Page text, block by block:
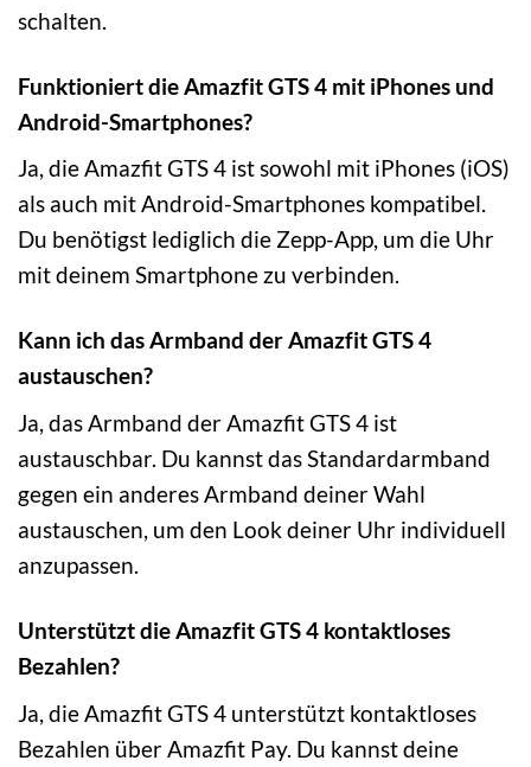
schalten.
Funktioniert die Amazfit GTS 4 mit iPhones und
Android-Smartphones?
Ja, die Amazfit GTS 4 ist sowohl mit iPhones (iOS)
als auch mit Android-Smartphones kompatibel.
Du benötigst lediglich die Zepp-App, um die Uhr
mit deinem Smartphone zu verbinden.
Kann ich das Armband der Amazfit GTS 4
austauschen?
Ja, das Armband der Amazfit GTS 4 ist
austauschbar. Du kannst das Standardarmband
gegen ein anderes Armband deiner Wahl
austauschen, um den Look deiner Uhr individuell
anzupassen.
Unterstützt die Amazfit GTS 4 kontaktloses
Bezahlen?
Ja, die Amazfit GTS 4 unterstützt kontaktloses
Bezahlen über Amazfit Pay. Du kannst deine